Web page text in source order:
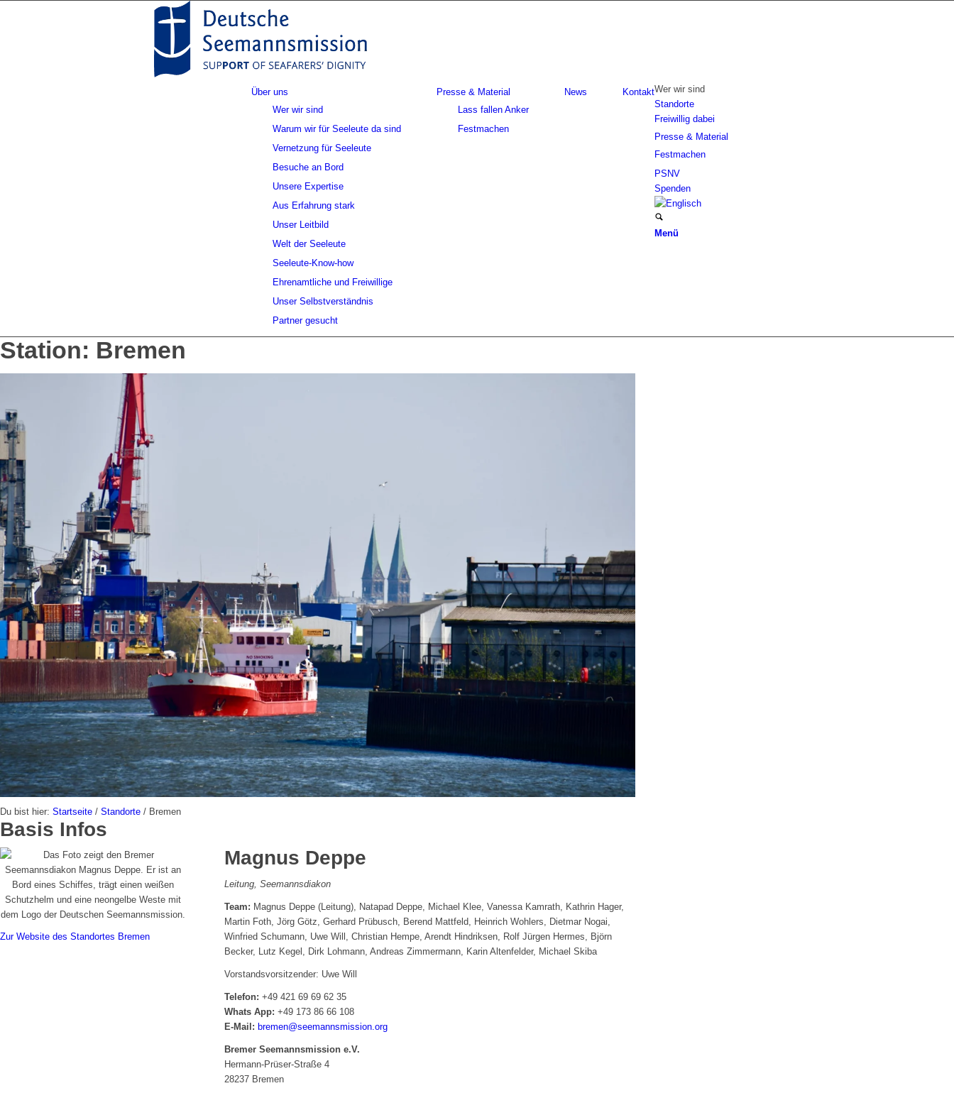
Wer wir sind
Über uns
Wer wir sind
Warum wir für Seeleute da sind
Vernetzung für Seeleute
Besuche an Bord
Unsere Expertise
Aus Erfahrung stark
Unser Leitbild
Welt der Seeleute
Seeleute-Know-how
Ehrenamtliche und Freiwillige
Unser Selbstverständnis
Partner gesucht
Presse & Material
Lass fallen Anker
Festmachen
News
Kontakt
Standorte
Freiwillig dabei
Presse & Material
Festmachen
PSNV
Spenden
Menü
Station: Bremen
Du bist hier: Startseite / Standorte / Bremen
Basis Infos
Zur Website des Standortes Bremen
Magnus Deppe
Leitung, Seemannsdiakon
Team: Magnus Deppe (Leitung), Natapad Deppe, Michael Klee, Vanessa Kamrath, Kathrin Hager,
Martin Foth, Jörg Götz, Gerhard Prübusch, Berend Mattfeld, Heinrich Wohlers, Dietmar Nogai,
Winfried Schumann, Uwe Will, Christian Hempe, Arendt Hindriksen, Rolf Jürgen Hermes, Björn
Becker, Lutz Kegel, Dirk Lohmann, Andreas Zimmermann, Karin Altenfelder, Michael Skiba
Vorstandsvorsitzender: Uwe Will
Telefon: +49 421 69 69 62 35
Whats App: +49 173 86 66 108
E-Mail: bremen@seemannsmission.org
Bremer Seemannsmission e.V.
Hermann-Prüser-Straße 4
28237 Bremen